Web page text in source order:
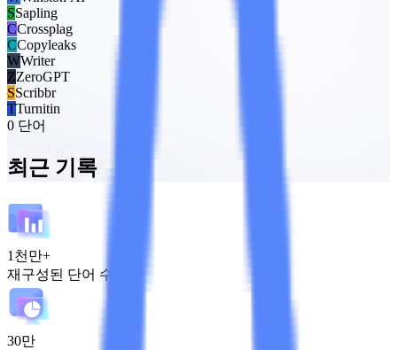
SSapling
CCrossplag
CCopyleaks
WWriter
ZZeroGPT
SScribbr
TTurnitin
0 단어
최근 기록
1천만+
재구성된 단어 수
30만